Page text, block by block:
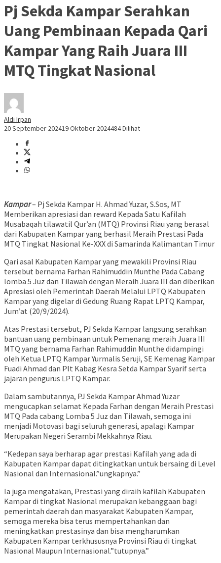
Pj Sekda Kampar Serahkan
Uang Pembinaan Kepada Qari
Kampar Yang Raih Juara III
MTQ Tingkat Nasional
Aldi Irpan
20 September 202419 Oktober 2024484 Dilihat
Kampar– Pj Sekda Kampar H. Ahmad Yuzar, S.Sos, MT
Memberikan apresiasi dan reward Kepada Satu Kafilah
Musabaqah tilawatil Qur’an (MTQ) Provinsi Riau yang berasal
dari Kabupaten Kampar yang berhasil Meraih Prestasi Pada
MTQ Tingkat Nasional Ke-XXX di Samarinda Kalimantan Timur
Qari asal Kabupaten Kampar yang mewakili Provinsi Riau
tersebut bernama Farhan Rahimuddin Munthe Pada Cabang
lomba 5 Juz dan Tilawah dengan Meraih Juara III dan diberikan
Apresiasi oleh Pemerintah Daerah Melalui LPTQ Kabupaten
Kampar yang digelar di Gedung Ruang Rapat LPTQ Kampar,
Jum’at (20/9/2024).
Atas Prestasi tersebut, PJ Sekda Kampar langsung serahkan
bantuan uang pembinaan untuk Pemenang meraih Juara III
MTQ yang bernama Farhan Rahimuddin Munthe didampingi
oleh Ketua LPTQ Kampar Yurmalis Seruji, SE Kemenag Kampar
Fuadi Ahmad dan Plt Kabag Kesra Setda Kampar Syarif serta
jajaran pengurus LPTQ Kampar.
Dalam sambutannya, PJ Sekda Kampar Ahmad Yuzar
mengucapkan selamat Kepada Farhan dengan Meraih Prestasi
MTQ Pada cabang Lomba 5 Juz dan Tilawah, semoga ini
menjadi Motovasi bagi seluruh generasi, apalagi Kampar
Merupakan Negeri Serambi Mekkahnya Riau.
“Kedepan saya berharap agar prestasi Kafilah yang ada di
Kabupaten Kampar dapat ditingkatkan untuk bersaing di Level
Nasional dan Internasional.”ungkapnya.”
Ia juga mengatakan, Prestasi yang diraih kafilah Kabupaten
Kampar di tingkat Nasional merupakan kebanggaan bagi
pemerintah daerah dan masyarakat Kabupaten Kampar,
semoga mereka bisa terus mempertahankan dan
meningkatkan prestasinya dan bisa mengharumkan
Kabupaten Kampar terkhususnya Provinsi Riau di tingkat
Nasional Maupun Internasional.”tutupnya.”